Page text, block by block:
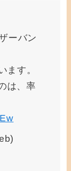
ーバン
ます。
は、率